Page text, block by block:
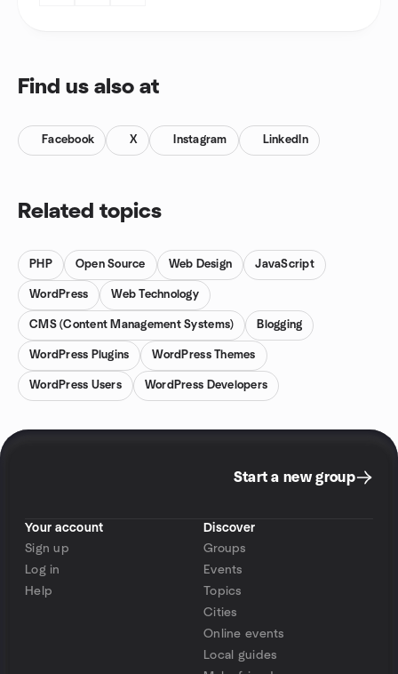
Find us also at
Facebook X Instagram LinkedIn
Related topics
PHP Open Source Web Design JavaScript
WordPress Web Technology
CMS (Content Management Systems) Blogging
WordPress Plugins WordPress Themes
WordPress Users WordPress Developers
Start a new group
Your account
Sign up
Log in
Help
Discover
Groups
Events
Topics
Cities
Online events
Local guides